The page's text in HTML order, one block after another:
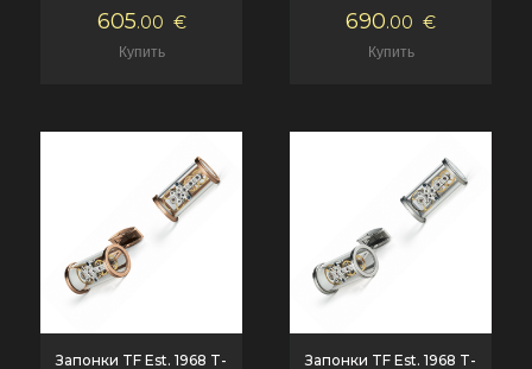
605.00 € 690.00 €
Запонки TF Est. 1968 T- Запонки TF Est. 1968 T-